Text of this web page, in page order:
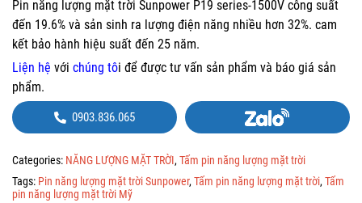
Pin năng lượng mặt trời Sunpower P19 series-1500V công suất
đến 19.6% và sản sinh ra lượng điện năng nhiều hơn 32%. cam
kết bảo hành hiệu suất đến 25 năm.
Liện hệ với chúng tôi để được tư vấn sản phẩm và báo giá sản
phẩm.
0903.836.065
Categories: NĂNG LƯỢNG MẶT TRỜI, Tấm pin năng lượng mặt trời
Tags: Pin năng lượng mặt trời Sunpower, Tấm pin năng lượng mặt trời, Tấm
pin năng lượng mặt trời Mỹ